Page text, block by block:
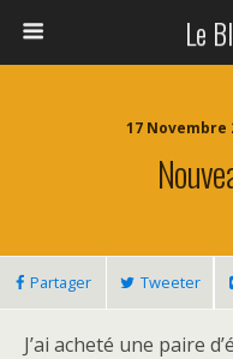
Le
17 Novembre
Partager Tweeter
J’ai acheté une paire